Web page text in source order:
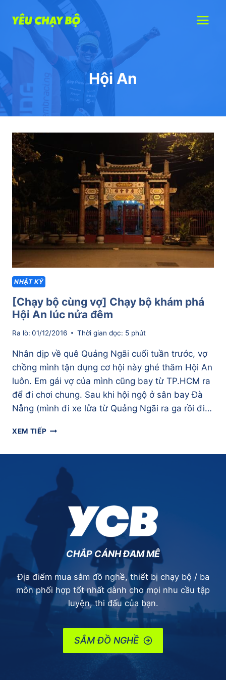
content
Hội An
NHẬT KÝ
[Chạy bộ cùng vợ] Chạy bộ khám phá
Hội An lúc nửa đêm
Ra lò: 01/12/2016 Thời gian đọc: 5 phút
Nhân dịp về quê Quảng Ngãi cuối tuần trước, vợ
chồng mình tận dụng cơ hội này ghé thăm Hội An
luôn. Em gái vợ của mình cũng bay từ TP.HCM ra
để đi chơi chung. Sau khi hội ngộ ở sân bay Đà
Nẵng (mình đi xe lửa từ Quảng Ngãi ra ga rồi đi…
XEM TIẾP[CHẠY
CHẠY
BỘ
KHÁM
ĐÊM
CHẮP CÁNH ĐAM MÊ
Địa điểm mua sắm đồ nghề, thiết bị chạy bộ / ba
môn phối hợp tốt nhất dành cho mọi nhu cầu tập
luyện, thi đấu của bạn.
SẮM ĐỒ NGHỀ